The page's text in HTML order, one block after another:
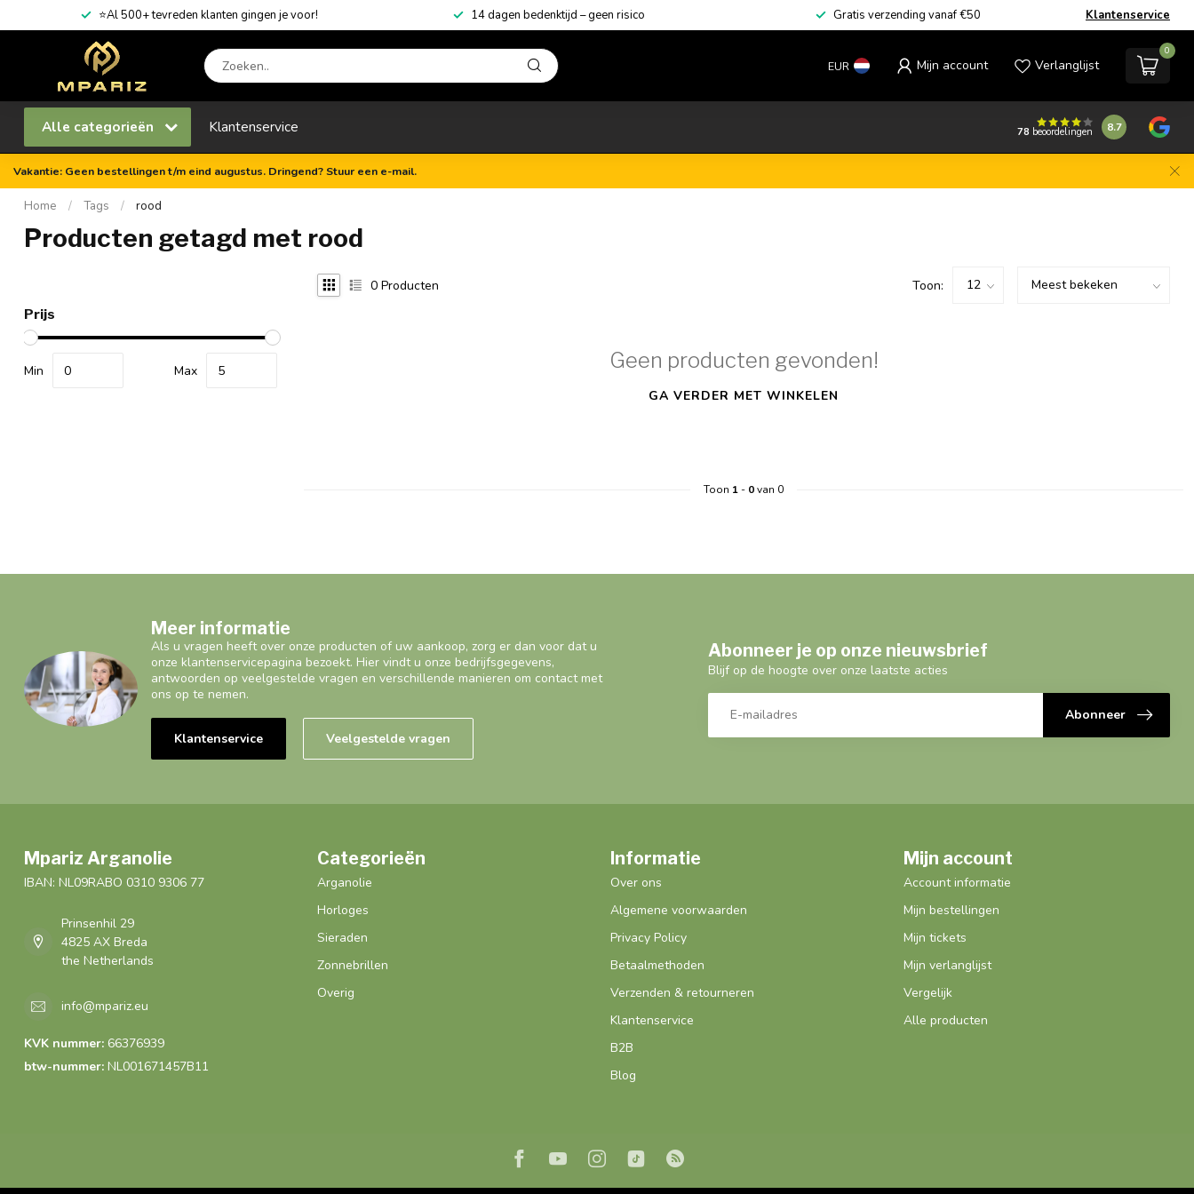
⭐Al 500+ tevreden klanten gingen je voor! 14 dagen bedenktijd – geen risico Gratis verzending vanaf €50 Klantenservice
EUR Mijn account Verlanglijst
0
Alle categorieën Klantenservice 78 beoordelingen 8.7
Vakantie: Geen bestellingen t/m eind augustus. Dringend? Stuur een e-mail.
Home / Tags / rood
Producten getagd met rood
Prijs
Min Max
0 Producten Toon:
Geen producten gevonden!
GA VERDER MET WINKELEN
Toon 1- 0van 0
Meer informatie
Als u vragen heeft over onze producten of uw aankoop, zorg er dan voor dat u
onze klantenservicepagina bezoekt. Hier vindt u onze bedrijfsgegevens,
antwoorden op veelgestelde vragen en verschillende manieren om contact met
ons op te nemen.
Klantenservice Veelgestelde vragen
Abonneer je op onze nieuwsbrief
Blijf op de hoogte over onze laatste acties
Abonneer
Mpariz Arganolie
IBAN: NL09RABO 0310 9306 77
Prinsenhil 29
4825 AX Breda
the Netherlands
info@mpariz.eu
KVK nummer: 66376939
btw-nummer: NL001671457B11
Categorieën
Arganolie
Horloges
Sieraden
Zonnebrillen
Overig
Informatie
Over ons
Algemene voorwaarden
Privacy Policy
Betaalmethoden
Verzenden & retourneren
Klantenservice
B2B
Blog
Mijn account
Account informatie
Mijn bestellingen
Mijn tickets
Mijn verlanglijst
Vergelijk
Alle producten